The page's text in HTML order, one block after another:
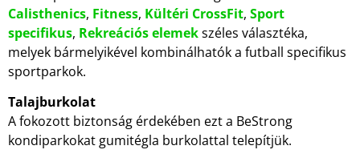
Calisthenics, Fitness, Kültéri CrossFit, Sport
specifikus, Rekreációs elemekszéles választéka,
melyek bármelyikével kombinálhatók a futball specifikus
sportparkok.
Talajburkolat
A fokozott biztonság érdekében ezt a BeStrong
kondiparkokat gumitégla burkolattal telepítjük.